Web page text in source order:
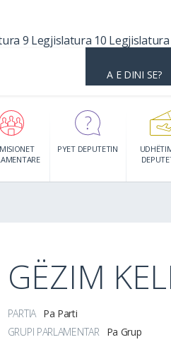
9 Legjislatura 10 Legjislatura
A E DINI SE?
PYET DEPUTETIN
GËZIM
PARTIA Pa Parti
GRUPI PARLAMENTAR
Pa Grup